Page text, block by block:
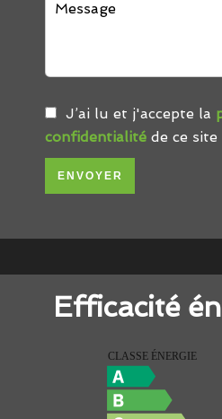
J’ai lu et j'accepte la
confidentialité de ce site
ENVOYER
Efficacité